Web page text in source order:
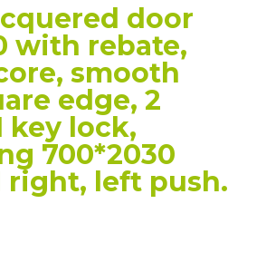
door
with rebate,
smooth
edge, 2
key lock,
700*2030
right, left push.